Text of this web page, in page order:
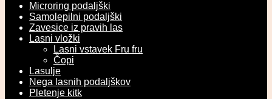
Microring podaljški
Samolepilni podaljški
Zavesice iz pravih las
Lasni vložki
Lasni vstavek Fru fru
Čopi
Lasulje
Nega lasnih podaljškov
Pletenje kitk